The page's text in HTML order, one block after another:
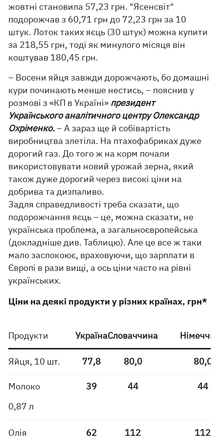
жовтні становила 57,23 грн. "Ясенсвіт"
подорожчав з 60,71 грн до 72,23 грн за 10
штук. Лоток таких яєць (30 штук) можна купити
за 218,55 грн, тоді як минулого місяця він
коштував 180,45 грн.
– Восени яйця завжди дорожчають, бо домашні
кури починають менше нестись, – пояснив у
розмові з «КП в Україні» президент
Українського аналітичного центру Олександр
Охріменко.– А зараз ще й собівартість
виробництва злетіла. На птахофабриках дуже
дорогий газ. До того ж на корм почали
використовувати новий урожай зерна, який
також дуже дорогий через високі ціни на
добрива та дизпаливо.
Задля справедливості треба сказати, що
подорожчання яєць – це, можна сказати, не
українська проблема, а загальноєвропейська
(докладніше див. Таблицю). Але це все ж таки
мало заспокоює, враховуючи, що зарплати в
Європі в рази вищі, а ось ціни часто на рівні
українських.
Ціни на деякі продукти у різних країнах, грн*
Продукти УкраїнаСловаччина
Яйця, 10 шт. 77,8 80,0 80,0
Молоко
0,87 л
39 44 44
Олія 62 112 112